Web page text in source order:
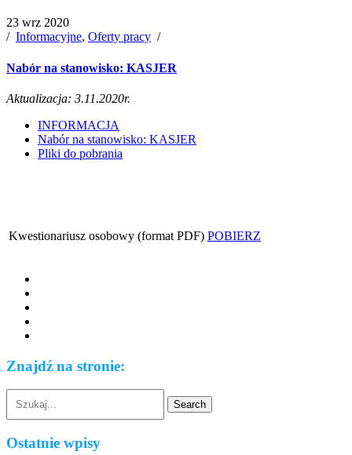
23 wrz 2020
/ Informacyjne, Oferty pracy /
Nabór na stanowisko: KASJER
Aktualizacja: 3.11.2020r.
INFORMACJA
Nabór na stanowisko: KASJER
Pliki do pobrania
Kwestionariusz osobowy (format PDF) POBIERZ
Znajdź na stronie:
Ostatnie wpisy